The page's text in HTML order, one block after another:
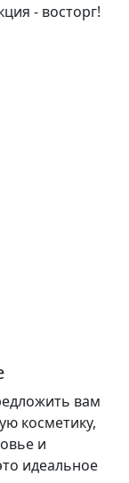
- восторг!
вам
косметику,
и
идеальное